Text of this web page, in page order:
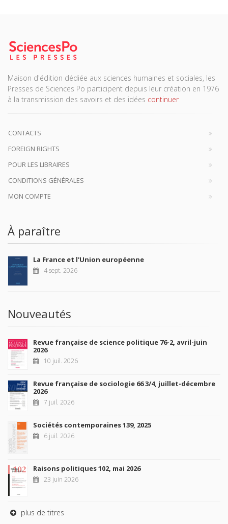
Maison d'édition dédiée aux sciences humaines et sociales, les
Presses de Sciences Po participent depuis leur création en 1976
à la transmission des savoirs et des idées continuer
CONTACTS
FOREIGN RIGHTS
POUR LES LIBRAIRES
CONDITIONS GÉNÉRALES
MON COMPTE
À paraître
La France et l'Union européenne
4 sept. 2026
Nouveautés
Revue française de science politique 76-2, avril-juin
2026
10 juil. 2026
Revue française de sociologie 66 3/4, juillet-décembre
2026
7 juil. 2026
Sociétés contemporaines 139, 2025
6 juil. 2026
Raisons politiques 102, mai 2026
23 juin 2026
plus de titres